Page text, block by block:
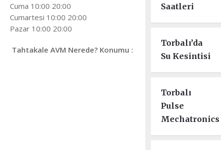
Cuma 10:00 20:00
Cumartesi 10:00 20:00
Pazar 10:00 20:00
Tahtakale AVM Nerede? Konumu :
Saatleri
Torbalı’da
Su Kesintisi
Torbalı
Pulse
Mechatronics